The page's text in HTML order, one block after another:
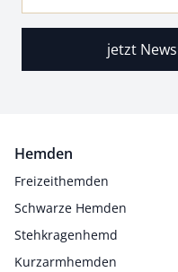
jetzt
Hemden
Freizeithemden
Schwarze Hemden
Stehkragenhemd
Kurzarmhemden